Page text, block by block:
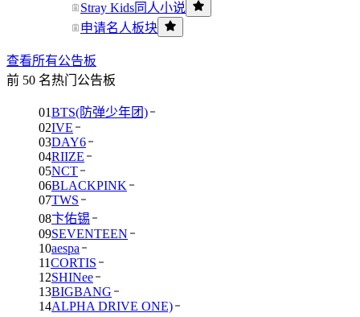
Stray Kids同人小说
申请名人板块
查看所有公告板
前 50 名热门公告板
01BTS(防弹少年团)
02IVE
03DAY6
04RIIZE
05NCT
06BLACKPINK
07TWS
08卞佑锡
09SEVENTEEN
10aespa
11CORTIS
12SHINee
13BIGBANG
14ALPHA DRIVE ONE)